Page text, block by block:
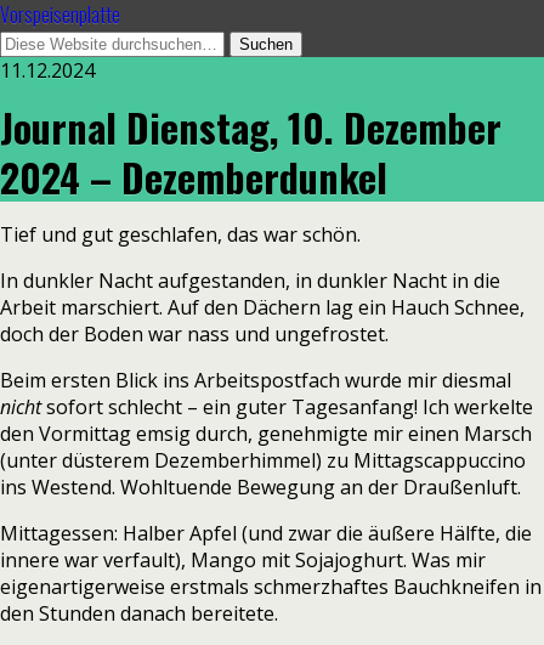
Vorspeisenplatte
11.12.2024
Journal Dienstag, 10. Dezember
2024 – Dezemberdunkel
Tief und gut geschlafen, das war schön.
In dunkler Nacht aufgestanden, in dunkler Nacht in die
Arbeit marschiert. Auf den Dächern lag ein Hauch Schnee,
doch der Boden war nass und ungefrostet.
Beim ersten Blick ins Arbeitspostfach wurde mir diesmal
nichtsofort schlecht – ein guter Tagesanfang! Ich werkelte
den Vormittag emsig durch, genehmigte mir einen Marsch
(unter düsterem Dezemberhimmel) zu Mittagscappuccino
ins Westend. Wohltuende Bewegung an der Draußenluft.
Mittagessen: Halber Apfel (und zwar die äußere Hälfte, die
innere war verfault), Mango mit Sojajoghurt. Was mir
eigenartigerweise erstmals schmerzhaftes Bauchkneifen in
den Stunden danach bereitete.